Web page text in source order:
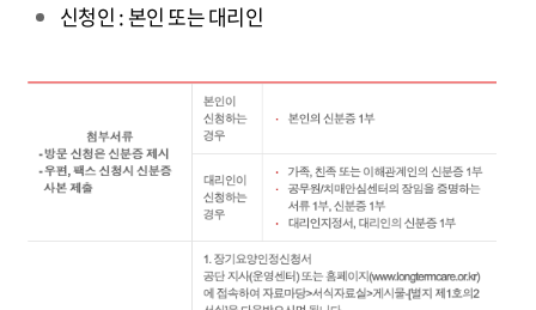
신청인 : 본인 또는 대리인